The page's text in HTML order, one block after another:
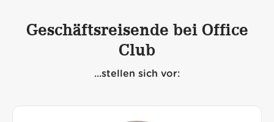
Geschäftsreisende bei Office
Club
...stellen sich vor: